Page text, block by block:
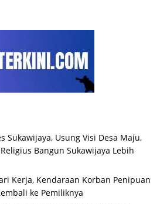
Sukawijaya, Usung Visi Desa Maju,
Bangun Sukawijaya Lebih
Kerja, Kendaraan Korban Penipuan
ke Pemiliknya